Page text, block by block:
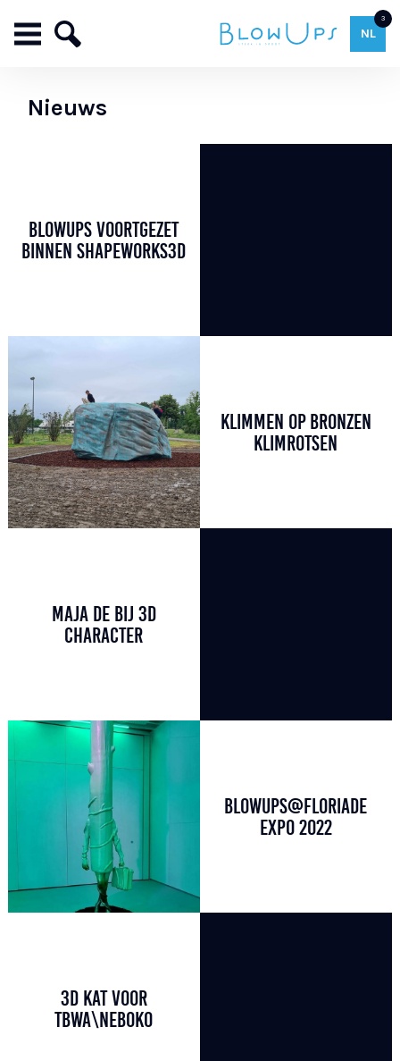
3
NL
Nieuws
BLOWUPS VOORTGEZET
BINNEN SHAPEWORKS3D
KLIMMEN OP BRONZEN
KLIMROTSEN
MAJA DE BIJ 3D
CHARACTER
BLOWUPS@FLORIADE
EXPO 2022
3D KAT VOOR
TBWA\NEBOKO